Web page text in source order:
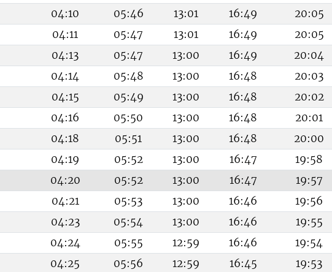
04:10 05:46 13:01 16:49 20:05
04:11 05:47 13:01 16:49 20:05
04:13 05:47 13:00 16:49 20:04
04:14 05:48 13:00 16:48 20:03
04:15 05:49 13:00 16:48 20:02
04:16 05:50 13:00 16:48 20:01
04:18 05:51 13:00 16:48 20:00
04:19 05:52 13:00 16:47 19:58
04:20 05:52 13:00 16:47 19:57
04:21 05:53 13:00 16:46 19:56
04:23 05:54 13:00 16:46 19:55
04:24 05:55 12:59 16:46 19:54
04:25 05:56 12:59 16:45 19:53